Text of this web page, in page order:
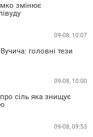
змінює
09-08, 10:07
головні тези
09-08, 10:00
сіль яка знищує
09-08, 09:53